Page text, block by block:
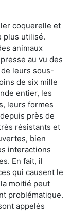
coquerelle et
plus utilisé.
animaux
au vu des
leurs sous-
de six mille
entier, les
leurs formes
près de
résistants et
bien
interactions
En fait, il
qui causent le
moitié peut
problématique.
appelés